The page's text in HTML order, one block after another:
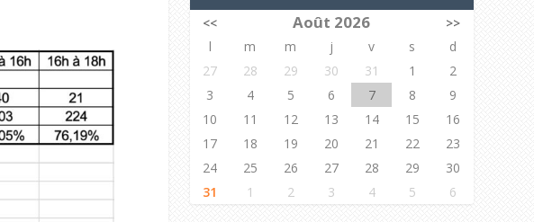
<< Août 2026
>>
l
m m j v s
d
27
28 29 30 31 1
2
3
4 5 6 7 8
9
10
11 12 13 14 15
16
17
18 19 20 21 22
23
24
25 26 27 28 29
30
31
1 2 3 4 5 6